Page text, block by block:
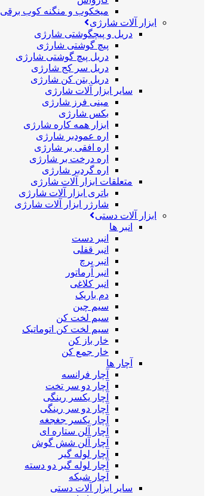
میخکوب و منگنه کوب برقی
ابزار آلات شارژی
دریل و پیچگوشتی شارژی
پیچ گوشتی شارژی
دریل پیچ گوشتی شارژی
دریل سر کج شارژی
دریل بتن کن شارژی
سایر ابزار آلات شارژی
مینی فرز شارژی
بکس شارژی
ابزار همه کاره شارژی
اره عمودبر شارژی
اره افقی بر شارژی
اره درخت بر شارژی
اره گردبر شارژی
متعلقات ابزار آلات شارژی
باتری ابزار آلات شارژی
شارژر ابزار آلات شارژی
ابزار آلات دستی
انبر ها
انبر دست
انبر قفلی
انبر پرچ
انبر آرماتور
انبر کلاغی
دم باریک
سیم چین
سیم لخت کن
سیم لخت کن اتوماتیک
خار باز کن
خار جمع کن
آچار ها
آچار فرانسه
آچار دو سر تخت
آچار یکسر رینگی
آچار دو سر رینگی
آچار یکسر جغجغه
آچار آلن ستاره ای
آچار آلن شش گوش
آچار لوله گیر
آچار لوله گیر دو دسته
آچار شبکه
سایر ابزار آلات دستی